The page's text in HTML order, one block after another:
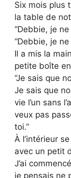
Six mois plus
la table de
“Debbie, je
“Debbie, je
Il a mis la
petite boîte
“Je sais que
Je sais que
vie l’un sans
veux pas
toi.”
À l’intérieur
avec un petit
J’ai
je pensais ne